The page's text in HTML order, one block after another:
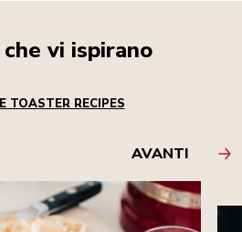
vi ispirano
TOASTER RECIPES
AVANTI